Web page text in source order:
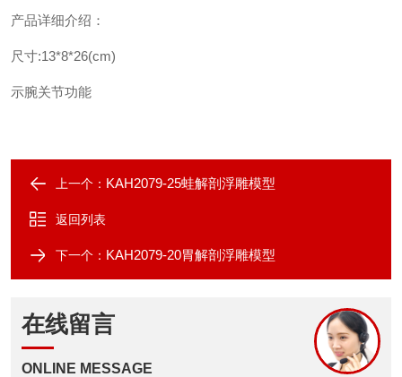
产品详细介绍：
尺寸:13*8*26(cm)
示腕关节功能
上一个： KAH2079-25蛙解剖浮雕模型
返回列表
下一个： KAH2079-20胃解剖浮雕模型
在线留言
ONLINE MESSAGE